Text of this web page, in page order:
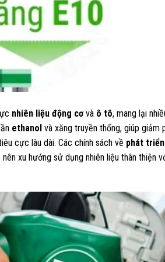
nhiên liệu động cơ và ô tô, mang lại
ethanol và xăng truyền thống, giúp giảm
cực lâu dài. Các chính sách về phát
xu hướng sử dụng nhiên liệu thân thiện